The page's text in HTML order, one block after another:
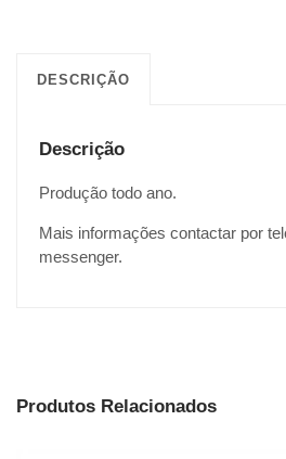
DESCRIÇÃO
Descrição
Produção todo ano.
Mais informações contactar por
messenger.
Produtos Relacionados